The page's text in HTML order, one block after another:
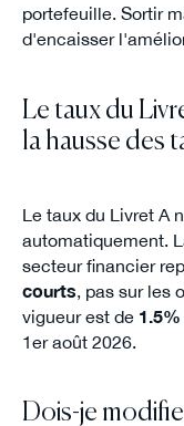
portefeuille. Sortir
d'encaisser
Le taux du
la hausse des
Le taux du Livret A
automatiquement.
secteur financier
courts, pas sur les
vigueur est de
1er août 2026.
Dois-je